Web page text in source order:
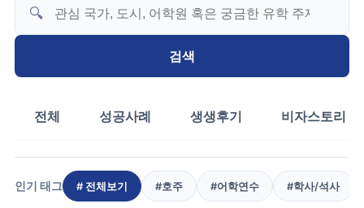
🔍
검색
전체 성공사례 생생후기 비자스토리
인기 태그 # 전체보기 #호주 #어학연수 #학사/석사